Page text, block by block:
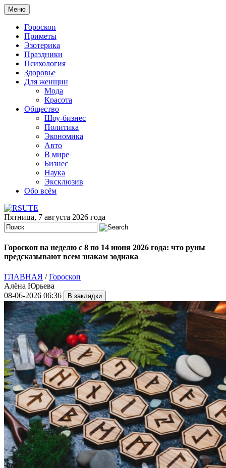
Меню
Гороскоп
Приметы
Эзотерика
Праздники
Психология
Здоровье
Для женщин
Мода
Красота
Общество
Шоу-бизнес
Политика
Экономика
Авто
В мире
Бизнес
Наука
Эксклюзив
Обо всём
Пятница, 7 августа 2026 года
Гороскоп на неделю с 8 по 14 июня 2026 года: что руны
предсказывают всем знакам зодиака
ГЛАВНАЯ /Гороскоп
Алёна Юрьева
08-06-2026 06:36